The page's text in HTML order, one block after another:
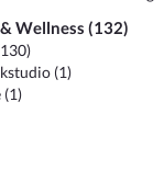
Wellness (132)
(1)
(1)